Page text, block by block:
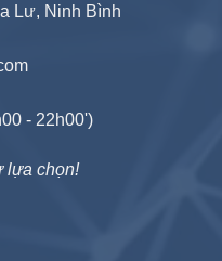
Lư, Ninh Bình
- 22h00')
lựa chọn!